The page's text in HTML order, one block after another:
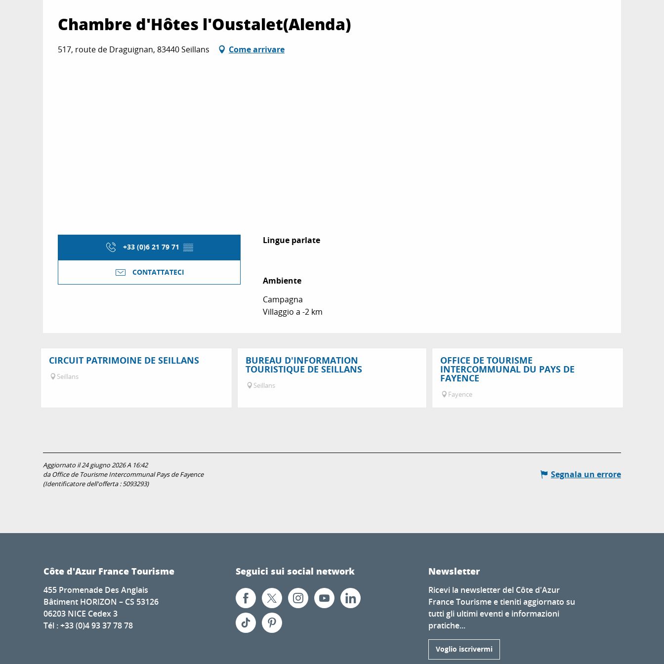
Chambre d'Hôtes l'Oustalet(Alenda)
517, route de Draguignan, 83440 Seillans Come arrivare
+33 (0)6 21 79 71 ▒▒
CONTATTATECI
Lingue parlate
Lingue parlate
Ambiente
Ambiente
Campagna
Villaggio a -2 km
CIRCUIT PATRIMOINE DE SEILLANS
Seillans
BUREAU D'INFORMATION
TOURISTIQUE DE SEILLANS
Seillans
OFFICE DE TOURISME
INTERCOMMUNAL DU PAYS DE
FAYENCE
Fayence
Aggiornato il 24 giugno 2026 A 16:42
da Office de Tourisme Intercommunal Pays de Fayence
(Identificatore dell'offerta :5093293)
Segnala un errore
Côte d'Azur France Tourisme
455 Promenade Des Anglais
Bâtiment HORIZON – CS 53126
06203 NICE Cedex 3
Tél : +33 (0)4 93 37 78 78
Seguici sui social network Newsletter
Ricevi la newsletter del Côte d'Azur
France Tourisme e tieniti aggiornato su
tutti gli ultimi eventi e informazioni
pratiche...
Voglio iscrivermi